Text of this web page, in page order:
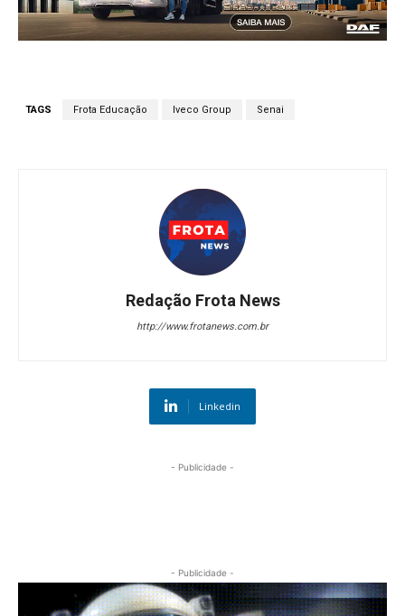
TAGS Frota Educação Iveco Group Senai
Redação Frota News
http://www.frotanews.com.br
Linkedin
- Publicidade -
- Publicidade -